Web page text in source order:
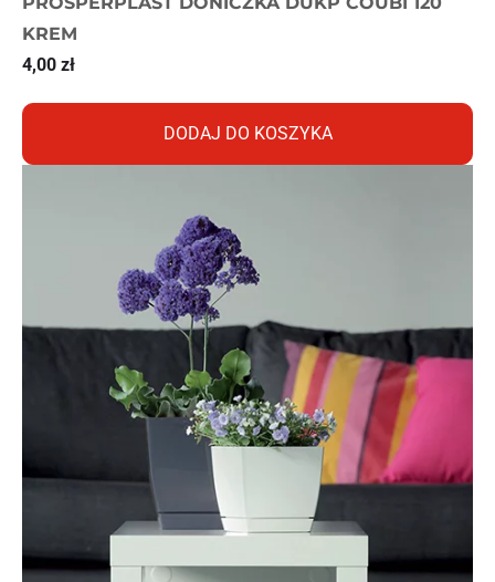
KREM
4,00 zł
DODAJ DO KOSZYKA